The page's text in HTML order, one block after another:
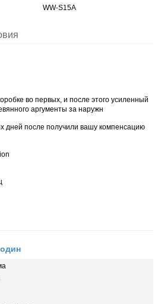
WW-S15A
во первых, и после этого усиленный
аргументы за наружн
дней после получили вашу компенсацию